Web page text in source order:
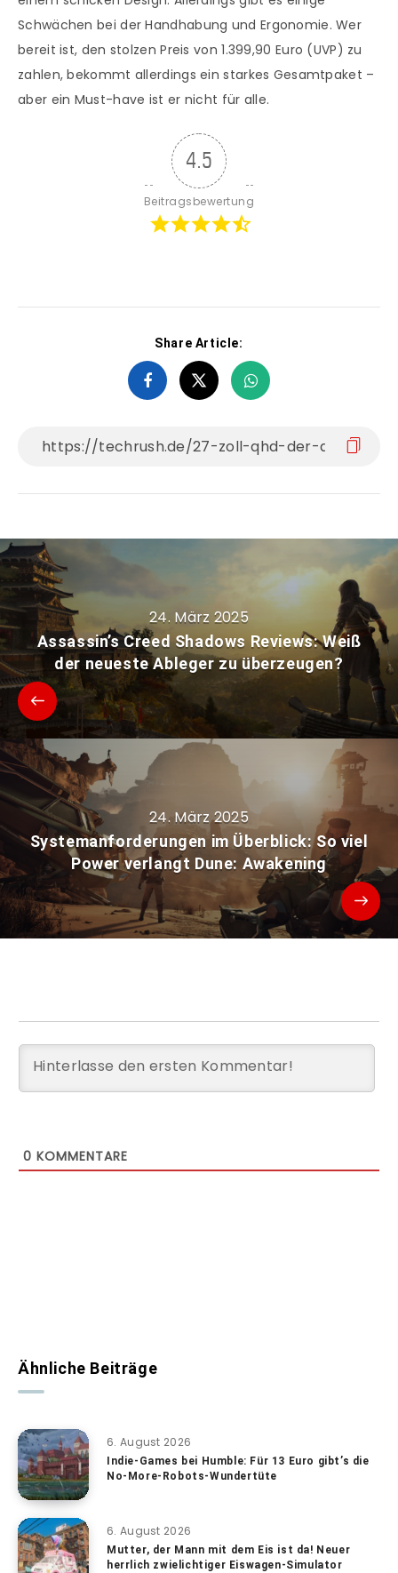
Schwächen bei der Handhabung und Ergonomie. Wer
bereit ist, den stolzen Preis von 1.399,90 Euro (UVP) zu
zahlen, bekommt allerdings ein starkes Gesamtpaket –
aber ein Must-have ist er nicht für alle.
4.5
Beitragsbewertung
Share Article:
24. März 2025
Assassin’s Creed Shadows Reviews: Weiß
der neueste Ableger zu überzeugen?
24. März 2025
Systemanforderungen im Überblick: So viel
Power verlangt Dune: Awakening
0 KOMMENTARE
Ähnliche Beiträge
6. August 2026
Indie-Games bei Humble: Für 13 Euro gibt’s die
No-More-Robots-Wundertüte
6. August 2026
Mutter, der Mann mit dem Eis ist da! Neuer
herrlich zwielichtiger Eiswagen-Simulator